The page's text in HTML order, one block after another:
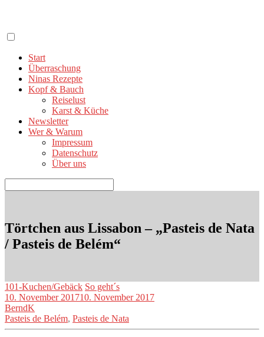
springen
Start
Überraschung
Ninas Rezepte
Kopf & Bauch
Reiselust
Karst & Küche
Newsletter
Wer & Warum
Impressum
Datenschutz
Über uns
nach:
Törtchen aus Lissabon – „Pasteis de Nata
/ Pasteis de Belém“
101-Kuchen/Gebäck So geht´s
10. November 201710. November 2017
BerndK
Pasteis de Belém, Pasteis de Nata